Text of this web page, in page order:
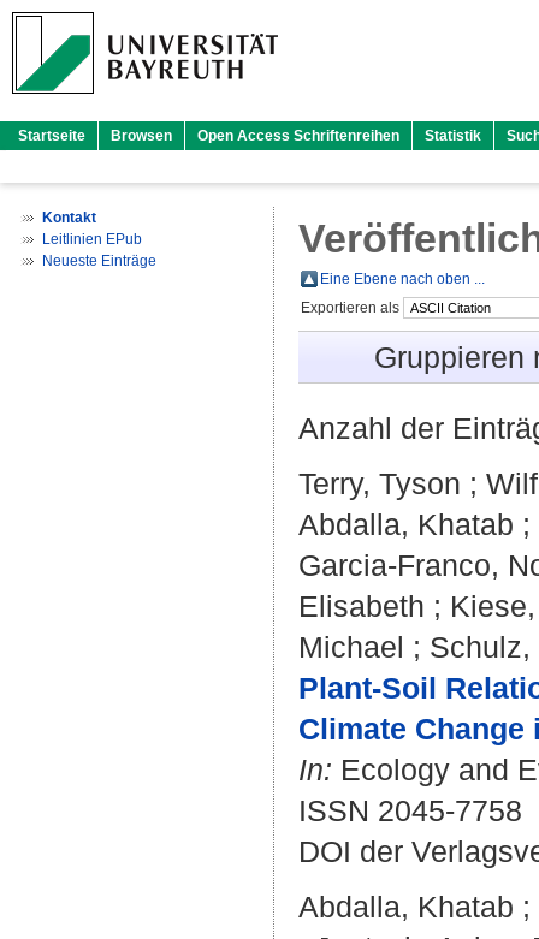
Startseite Browsen Open Access Schriftenreihen Statistik
Kontakt
Leitlinien EPub
Neueste Einträge
Eine Ebene nach oben ...
Exportieren als
Anzahl der
Terry, Tyson ;
Abdalla, Khatab ;
Garcia-Franco,
Elisabeth ;
Michael ; Schulz,
Plant-Soil
Climate
In: Ecology and
ISSN 2045-7758
DOI der
Abdalla, Khatab ;